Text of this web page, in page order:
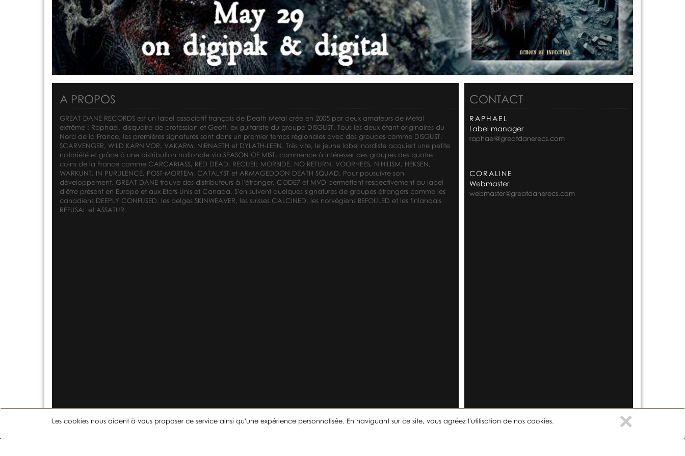
A PROPOS
GREAT DANE RECORDS est un label associatif français de Death Metal crée en 2005 par deux amateurs de Metal
extrême : Raphael, disquaire de profession et Geoff, ex-guitariste du groupe DISGUST. Tous les deux étant originaires du
Nord de la France, les premières signatures sont dans un premier temps régionales avec des groupes comme DISGUST,
SCARVENGER, WILD KARNIVOR, VAKARM, NIRNAETH et DYLATH-LEEN. Très vite, le jeune label nordiste acquiert une petite
notoriété et grâce à une distribution nationale via SEASON OF MIST, commence à intéresser des groupes des quatre
coins de la France comme CARCARIASS, RED DEAD, RECUEIL MORBIDE, NO RETURN, VOORHEES, NIHILISM, HEKSEN,
WARKUNT, IN PURULENCE, POST-MORTEM, CATALYST et ARMAGEDDON DEATH SQUAD. Pour pousuivre son
développement, GREAT DANE trouve des distributeurs à l'étranger. CODE7 et MVD permettent respectivement au label
d'être présent en Europe et aux Etats-Unis et Canada. S'en suivent quelques signatures de groupes étrangers comme les
canadiens DEEPLY CONFUSED, les belges SKINWEAVER, les suisses CALCINED, les norvégiens BEFOULED et les finlandais
REFUSAL et ASSATUR.
CONTACT
RAPHAEL
Label manager
raphael@greatdanerecs.com
CORALINE
Webmaster
webmaster@greatdanerecs.com
×
Les cookies nous aident à vous proposer ce service ainsi qu'une expérience personnalisée. En naviguant sur ce site, vous agréez l'utilisation de nos cookies.